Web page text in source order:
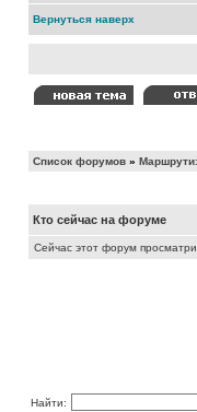
Вернуться наверх
Список форумов »
Кто сейчас на форуме
Сейчас этот форум
Найти: